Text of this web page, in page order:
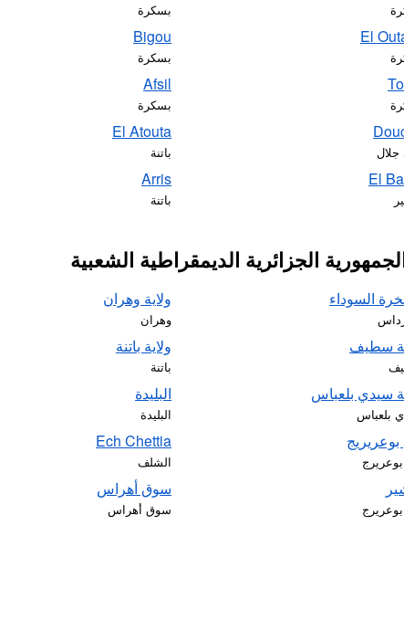
بسكرة
El
Bigou
بسكرة
Afsil
بسكرة
جلال
El Atouta
باتنة
El
Arris
باتنة
الجزائرية الديمقراطية الشعبية
السوداء ولاية وهران
وهران
سطيف ولاية باتنة
باتنة
سيدي بلعباس
بلعباس
البليدة
البليدة
بوعريريج Ech Chettia
الشلف
سوق أهراس
سوق أهراس